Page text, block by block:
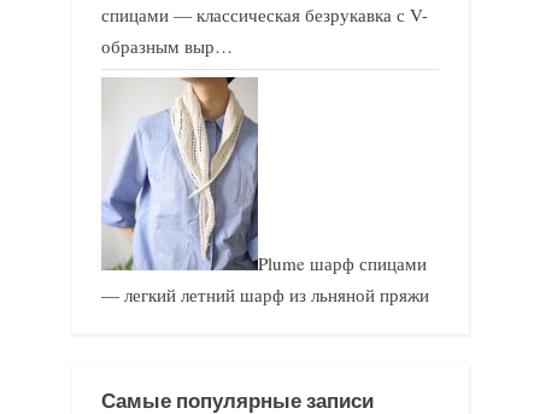
спицами — классическая безрукавка с V-
образным выр…
Plume шарф спицами
— легкий летний шарф из льняной пряжи
Самые популярные записи